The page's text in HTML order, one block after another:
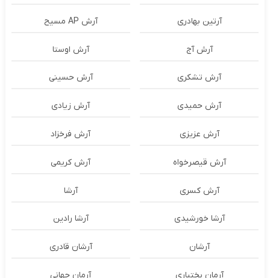
آرتین بهادری آرش AP مسیح
آرش آج آرش اوستا
آرش تشکری آرش حسینی
آرش حمیدی آرش زیادی
آرش عزیزی آرش فرخزاد
آرش قیصرخواه آرش کریمی
آرش کسری آرشا
آرشا خورشیدی آرشا رادین
آرشان آرشان قادری
آرمان بختیاری آرمان جهانی